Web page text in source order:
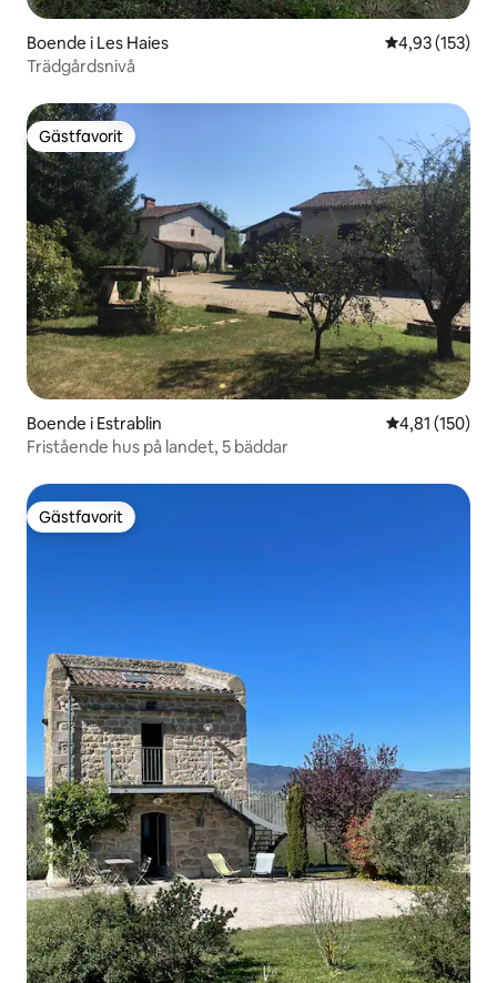
Boende i Les Haies 4,93 av 5 i
4,93 (153)
Trädgårdsnivå
Gästfavorit
Gästfavorit
Boende i Estrablin 4,81 av 5 i
4,81 (150)
Fristående hus på landet, 5 bäddar
Gästfavorit
Gästfavorit